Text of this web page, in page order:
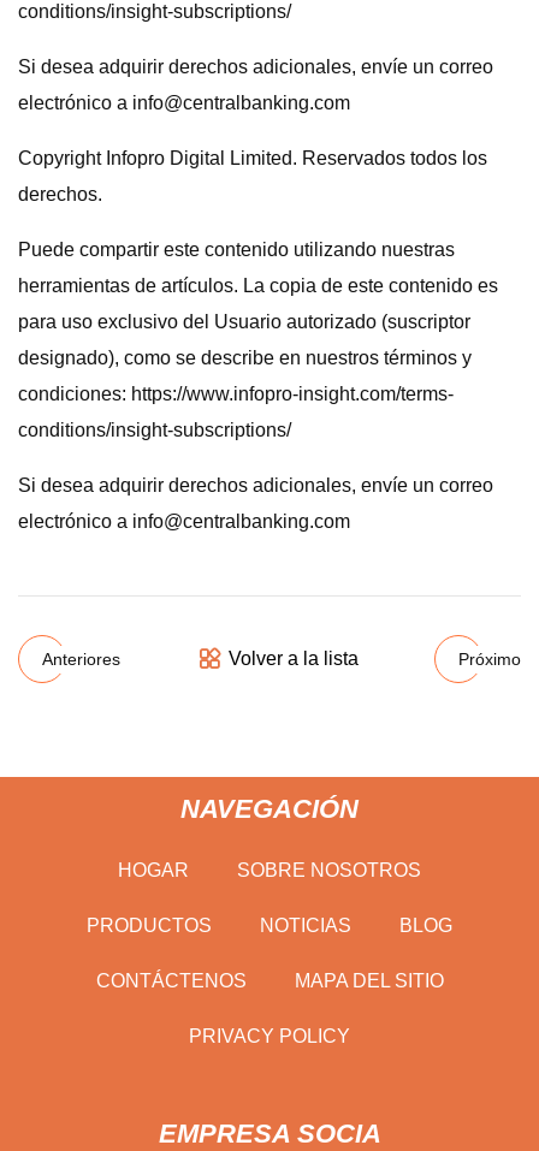
conditions/insight-subscriptions/
Si desea adquirir derechos adicionales, envíe un correo
electrónico a info@centralbanking.com
Copyright Infopro Digital Limited. Reservados todos los
derechos.
Puede compartir este contenido utilizando nuestras
herramientas de artículos. La copia de este contenido es
para uso exclusivo del Usuario autorizado (suscriptor
designado), como se describe en nuestros términos y
condiciones: https://www.infopro-insight.com/terms-
conditions/insight-subscriptions/
Si desea adquirir derechos adicionales, envíe un correo
electrónico a info@centralbanking.com
Anteriores Volver a la lista Próximo
NAVEGACIÓN
HOGAR SOBRE NOSOTROS
PRODUCTOS NOTICIAS BLOG
CONTÁCTENOS MAPA DEL SITIO
PRIVACY POLICY
EMPRESA SOCIA